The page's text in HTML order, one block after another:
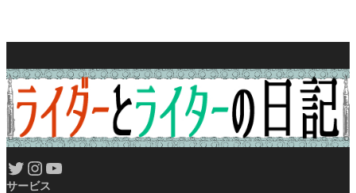
Twitter Instagram YouTube
サービス